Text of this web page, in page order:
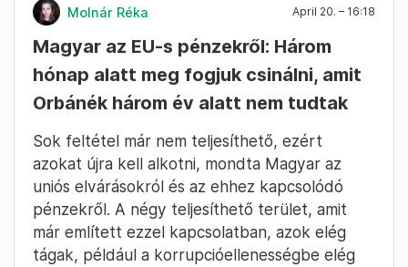
Molnár Réka April 20. – 16:18
Magyar az EU-s pénzekről: Három
hónap alatt meg fogjuk csinálni, amit
Orbánék három év alatt nem tudtak
Sok feltétel már nem teljesíthető, ezért
azokat újra kell alkotni, mondta Magyar az
uniós elvárásokról és az ehhez kapcsolódó
pénzekről. A négy teljesíthető terület, amit
már említett ezzel kapcsolatban, azok elég
tágak, például a korrupcióellenességbe elég